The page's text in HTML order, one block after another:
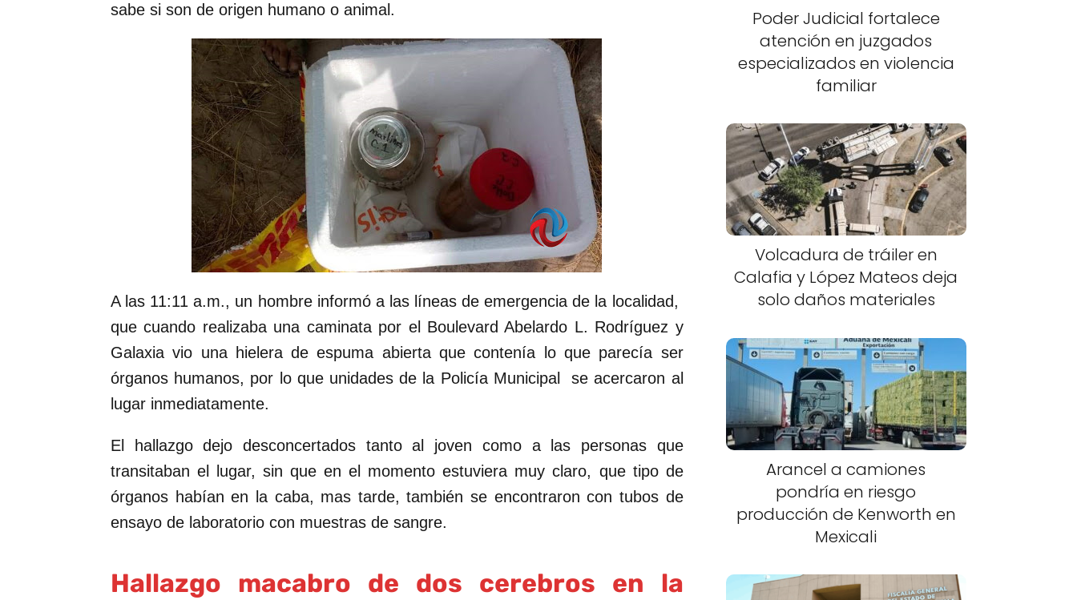
sabe si son de origen humano o animal.
A las 11:11 a.m., un hombre informó a las líneas de emergencia de la localidad,
que cuando realizaba una caminata por el Boulevard Abelardo L. Rodríguez y
Galaxia vio una hielera de espuma abierta que contenía lo que parecía ser
órganos humanos, por lo que unidades de la Policía Municipal se acercaron al
lugar inmediatamente.
El hallazgo dejo desconcertados tanto al joven como a las personas que
transitaban el lugar, sin que en el momento estuviera muy claro, que tipo de
órganos habían en la caba, mas tarde, también se encontraron con tubos de
ensayo de laboratorio con muestras de sangre.
Hallazgo macabro de dos cerebros en la
Poder Judicial fortalece
atención en juzgados
especializados en violencia
familiar
Volcadura de tráiler en
Calafia y López Mateos deja
solo daños materiales
Arancel a camiones
pondría en riesgo
producción de Kenworth en
Mexicali